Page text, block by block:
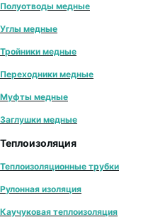
Полуотводы медные
Углы медные
Тройники медные
Переходники медные
Муфты медные
Заглушки медные
Теплоизоляция
Теплоизоляционные трубки
Рулонная изоляция
Каучуковая теплоизоляция